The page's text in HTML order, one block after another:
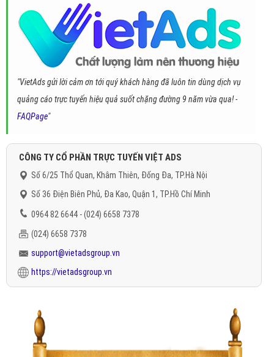
"VietAds gửi lời cảm ơn tới quý khách hàng đã luôn tin dùng dịch vụ
quảng cáo trực tuyến hiệu quả suốt chặng đường 9 năm vừa qua! -
FAQPage"
CÔNG TY CỔ PHẦN TRỰC TUYẾN VIỆT ADS
Số 6/25 Thổ Quan, Khâm Thiên, Đống Đa, TP.Hà Nội
Số 36 Điện Biên Phủ, Đa Kao, Quận 1, TP.Hồ Chí Minh
0964 82 6644 - (024) 6658 7378
(024) 6658 7378
support@vietadsgroup.vn
https://vietadsgroup.vn